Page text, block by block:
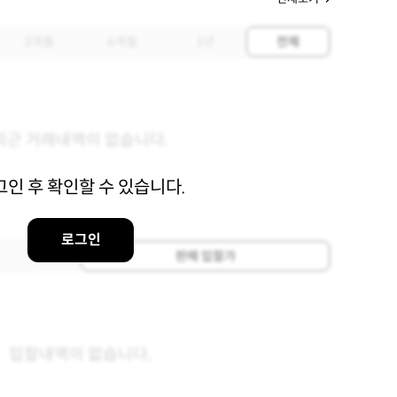
인 후 확인할 수 있습니다.
로그인
전체
판매 입찰가